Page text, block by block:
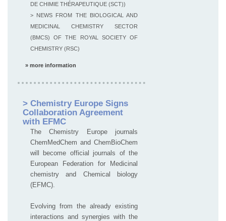
DE CHIMIE THÉRAPEUTIQUE (SCT))
> NEWS FROM THE BIOLOGICAL AND
MEDICINAL CHEMISTRY SECTOR
(BMCS) OF THE ROYAL SOCIETY OF
CHEMISTRY (RSC)
» more information
> Chemistry Europe Signs
Collaboration Agreement
with EFMC
The Chemistry Europe journals
ChemMedChem and ChemBioChem
will become official journals of the
European Federation for Medicinal
chemistry and Chemical biology
(EFMC).
Evolving from the already existing
interactions and synergies with the